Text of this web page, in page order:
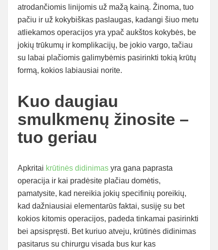
atrodančiomis linijomis už mažą kainą. Žinoma, tuo
pačiu ir už kokybiškas paslaugas, kadangi šiuo metu
atliekamos operacijos yra ypač aukštos kokybės, be
jokių trūkumų ir komplikacijų, be jokio vargo, tačiau
su labai plačiomis galimybėmis pasirinkti tokią krūtų
formą, kokios labiausiai norite.
Kuo daugiau
smulkmenų žinosite –
tuo geriau
Apkritai krūtinės didinimas yra gana paprasta
operacija ir kai pradėsite plačiau domėtis,
pamatysite, kad nereikia jokių specifinių poreikių,
kad dažniausiai elementarūs faktai, susiję su bet
kokios kitomis operacijos, padeda tinkamai pasirinkti
bei apsispręsti. Bet kuriuo atveju, krūtinės didinimas
pasitarus su chirurgu visada bus kur kas